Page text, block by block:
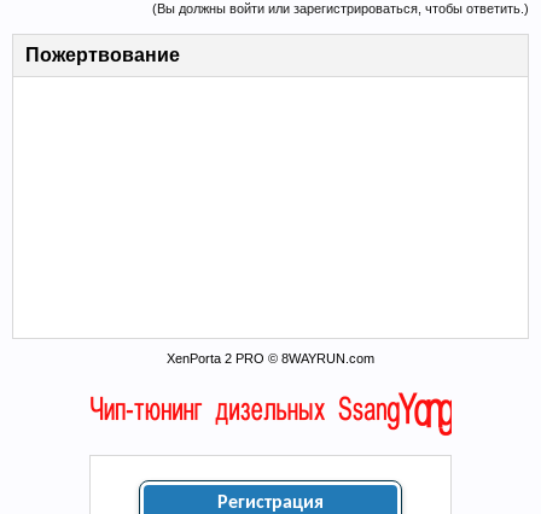
(Вы должны войти или зарегистрироваться, чтобы ответить.)
Пожертвование
XenPorta 2 PRO © 8WAYRUN.com
Регистрация